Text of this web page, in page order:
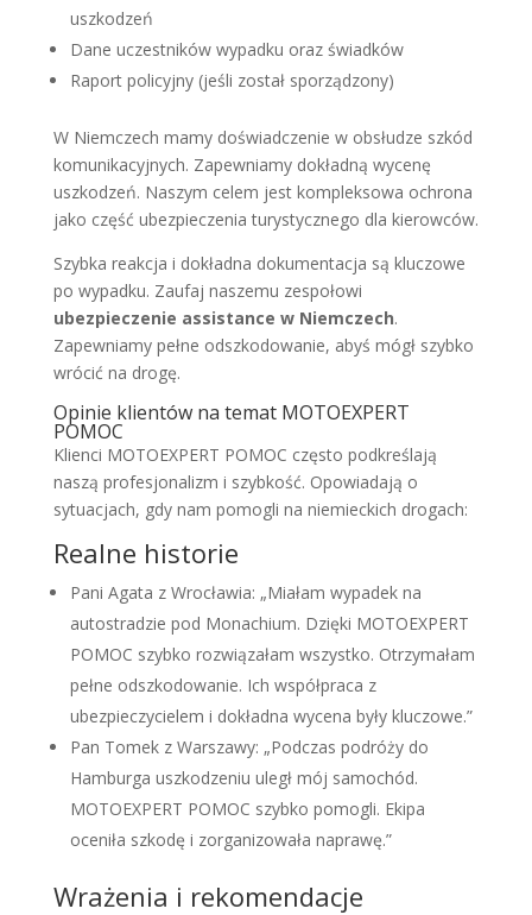
uszkodzeń
Dane uczestników wypadku oraz świadków
Raport policyjny (jeśli został sporządzony)
W Niemczech mamy doświadczenie w obsłudze szkód
komunikacyjnych. Zapewniamy dokładną wycenę
uszkodzeń. Naszym celem jest kompleksowa ochrona
jako część ubezpieczenia turystycznego dla kierowców.
Szybka reakcja i dokładna dokumentacja są kluczowe
po wypadku. Zaufaj naszemu zespołowi
ubezpieczenie assistance w Niemczech.
Zapewniamy pełne odszkodowanie, abyś mógł szybko
wrócić na drogę.
Opinie klientów na temat MOTOEXPERT
POMOC
Klienci MOTOEXPERT POMOC często podkreślają
naszą profesjonalizm i szybkość. Opowiadają o
sytuacjach, gdy nam pomogli na niemieckich drogach:
Realne historie
Pani Agata z Wrocławia: „Miałam wypadek na
autostradzie pod Monachium. Dzięki MOTOEXPERT
POMOC szybko rozwiązałam wszystko. Otrzymałam
pełne odszkodowanie. Ich współpraca z
ubezpieczycielem i dokładna wycena były kluczowe.”
Pan Tomek z Warszawy: „Podczas podróży do
Hamburga uszkodzeniu uległ mój samochód.
MOTOEXPERT POMOC szybko pomogli. Ekipa
oceniła szkodę i zorganizowała naprawę.”
Wrażenia i rekomendacje